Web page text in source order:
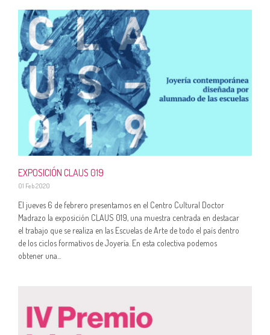
EXPOSICIÓN CLAUS 019
01 Feb 2020
El jueves 6 de febrero presentamos en el Centro Cultural Doctor
Madrazo la exposición CLAUS 019, una muestra centrada en destacar
el trabajo que se realiza en las Escuelas de Arte de todo el país dentro
de los ciclos formativos de Joyería. En esta colectiva podemos
obtener una...